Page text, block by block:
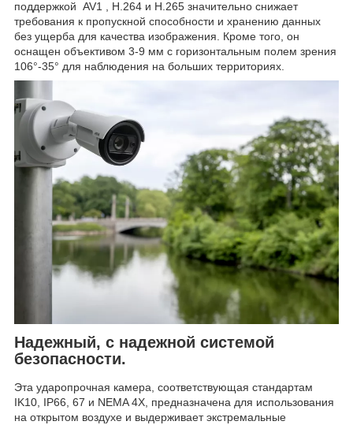
поддержкой AV1 , H.264 и H.265 значительно снижает
требования к пропускной способности и хранению данных
без ущерба для качества изображения. Кроме того, он
оснащен объективом 3-9 мм с горизонтальным полем зрения
106°-35° для наблюдения на больших территориях.
Надежный, с надежной системой
безопасности.
Эта ударопрочная камера, соответствующая стандартам
IK10, IP66, 67 и NEMA 4X, предназначена для использования
на открытом воздухе и выдерживает экстремальные